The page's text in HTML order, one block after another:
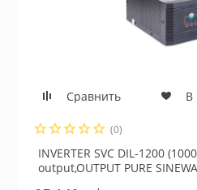
Сравнить В
(0)
INVERTER SVC DIL-1200
output,OUTPUT PURE